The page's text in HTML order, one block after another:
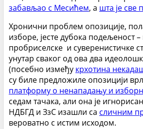
забављао с Месићем, а шта је
Хронични проблем опозиције,
изборе, јесте дубока подељеност
пробриселске и суверенистичке
унутар сваког од ова два
(посебно између крхотина
су биле предложиле опозицији
платформу о ненападању и
седам тачака, али она је
НДБГД и ЗзС изашли са сличним
вероватно с истим исходом.